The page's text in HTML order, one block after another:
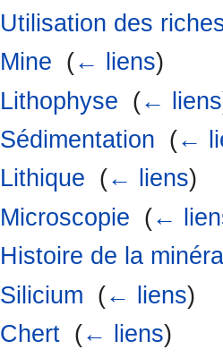
Utilisation des
Mine (← liens)
Lithophyse (← liens
Sédimentation (←
Lithique (← liens)
Microscopie (←
Histoire de la
Silicium (← liens)
Chert (← liens)